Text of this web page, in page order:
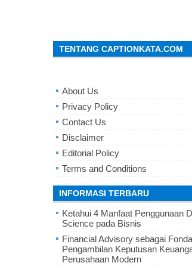
TENTANG CAPTIONKATA.COM
About Us
Privacy Policy
Contact Us
Disclaimer
Editorial Policy
Terms and Conditions
INFORMASI TERBARU
Ketahui 4 Manfaat Penggunaan
Science pada Bisnis
Financial Advisory sebagai
Pengambilan Keputusan
Perusahaan Modern